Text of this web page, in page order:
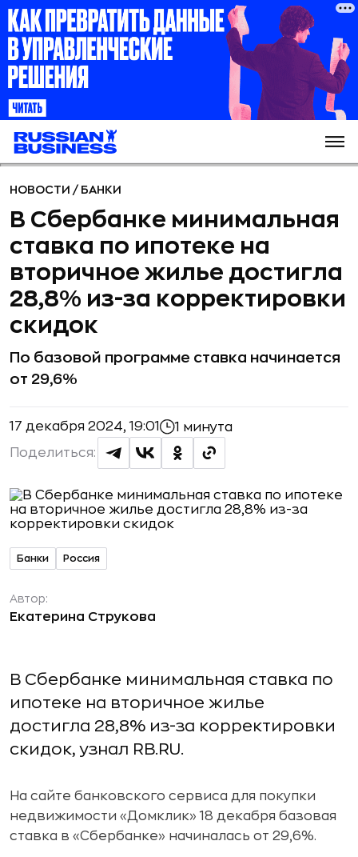
НОВОСТИ / БАНКИ
В Сбербанке минимальная
ставка по ипотеке на
вторичное жилье достигла
28,8% из-за корректировки
скидок
По базовой программе ставка начинается
от 29,6%
17 декабря 2024, 19:01 1 минута
Поделиться:
Банки Россия
Автор:
Екатерина Струкова
В Сбербанке минимальная ставка по
ипотеке на вторичное жилье
достигла 28,8% из-за корректировки
скидок, узнал RB.RU.
На сайте банковского сервиса для покупки
недвижимости «Домклик» 18 декабря базовая
ставка в «Сбербанке» начиналась от 29,6%.